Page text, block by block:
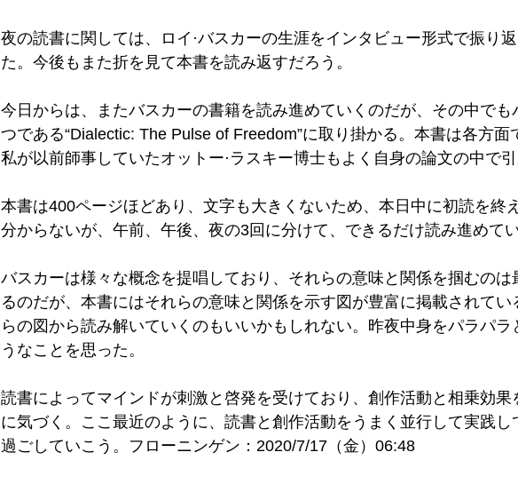
夜の読書に関しては、ロイ·バスカーの生涯をインタビュー形式で振り
た。今後もまた折を見て本書を読み返すだろう。
今日からは、またバスカーの書籍を読み進めていくのだが、その中でも
つである“Dialectic: The Pulse of Freedom”に取り掛かる。本書は各方面
私が以前師事していたオットー·ラスキー博士もよく自身の論文の中で引
本書は400ページほどあり、文字も大きくないため、本日中に初読を終
分からないが、午前、午後、夜の3回に分けて、できるだけ読み進めてい
バスカーは様々な概念を提唱しており、それらの意味と関係を掴むのは
るのだが、本書にはそれらの意味と関係を示す図が豊富に掲載されて
らの図から読み解いていくのもいいかもしれない。昨夜中身をパラパラ
うなことを思った。
読書によってマインドが刺激と啓発を受けており、創作活動と相乗効果
に気づく。ここ最近のように、読書と創作活動をうまく並行して実践し
過ごしていこう。フローニンゲン：2020/7/17（金）06:48